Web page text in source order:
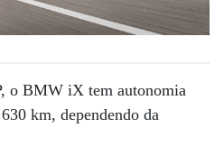
o BMW iX tem autonomia
km, dependendo da